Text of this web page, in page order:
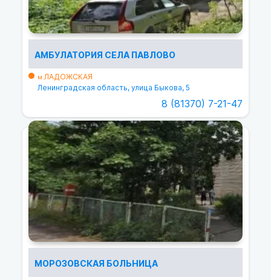
АМБУЛАТОРИЯ СЕЛА ПАВЛОВО
м.ЛАДОЖСКАЯ
Ленинградская область, улица Быкова, 5
8 (81370) 7-21-47
МОРОЗОВСКАЯ БОЛЬНИЦА